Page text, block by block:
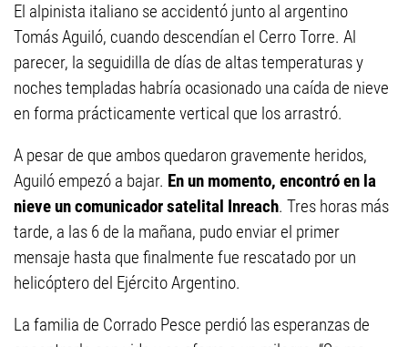
El alpinista italiano se accidentó junto al argentino
Tomás Aguiló, cuando descendían el Cerro Torre. Al
parecer, la seguidilla de días de altas temperaturas y
noches templadas habría ocasionado una caída de nieve
en forma prácticamente vertical que los arrastró.
A pesar de que ambos quedaron gravemente heridos,
Aguiló empezó a bajar. En un momento, encontró en la
nieve un comunicador satelital Inreach. Tres horas más
tarde, a las 6 de la mañana, pudo enviar el primer
mensaje hasta que finalmente fue rescatado por un
helicóptero del Ejército Argentino.
La familia de Corrado Pesce perdió las esperanzas de